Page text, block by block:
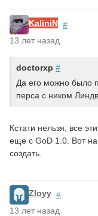
KaliniN #
13 лет назад
doctorxp #
Да его можно было
перса с ником
Кстати нельзя, все
еще с GoD 1.0. Вот
создать.
Zloyy #
13 лет назад